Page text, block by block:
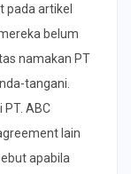
pada artikel
belum
namakan PT
tangani.
PT. ABC
lain
apabila